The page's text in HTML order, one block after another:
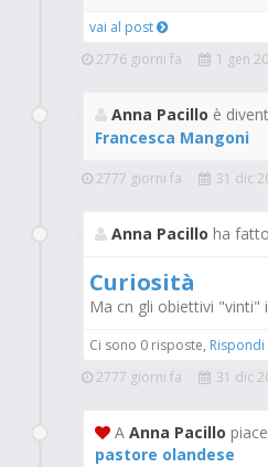
vai al post
2776 giorni fa
1 gen
Anna Pacillo è
Francesca Mangoni
2777 giorni fa 31 dic
Anna Pacillo ha
Curiosità
Ma cn gli obiettivi "vinti"
Ci sono 0 risposte,
2777 giorni fa
31 dic
A Anna Pacillo
pastore olandese